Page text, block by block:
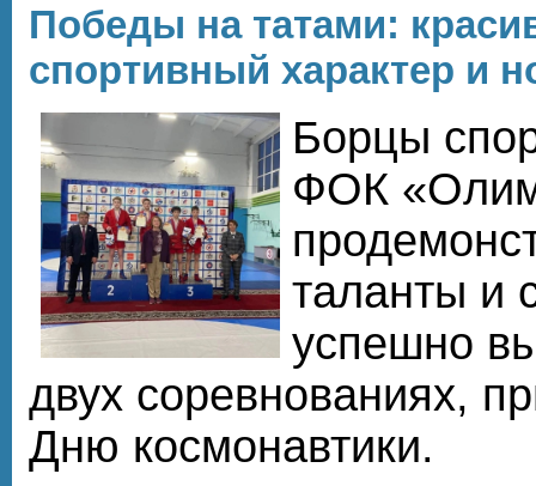
Победы на татами:
спортивный характер и
Борцы
ФОК
таланты и
успешно
двух соревнованиях,
Дню космонавтики.